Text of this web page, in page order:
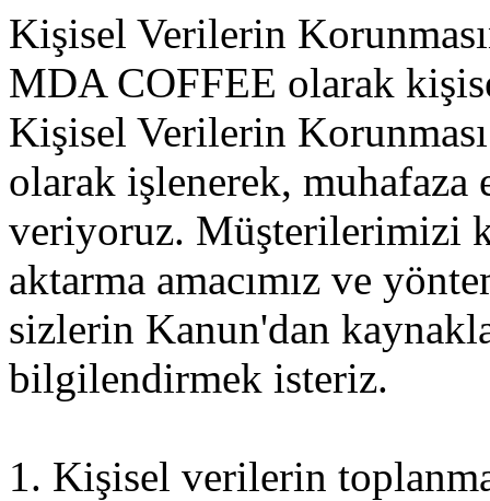
Kişisel Verilerin
MDA COFFEE olarak
Kişisel Verilerin
olarak işlenerek,
veriyoruz. Müşterilerimizi
aktarma amacımız ve
sizlerin Kanun'dan
bilgilendirmek isteriz.
1. Kişisel verilerin